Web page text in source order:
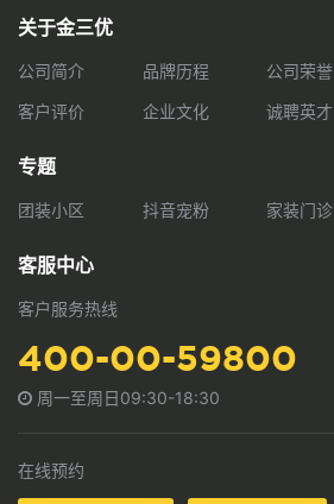
关于金三优
公司简介 品牌历程 公司荣誉
客户评价
企业文化 诚聘英才
专题
团装小区 抖音宠粉 家装门诊
客服中心
客户服务热线
400-00-59800
周一至周日09:30-18:30
在线预约